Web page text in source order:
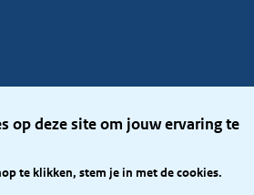
op deze site om jouw ervaring te
te klikken, stem je in met de cookies.